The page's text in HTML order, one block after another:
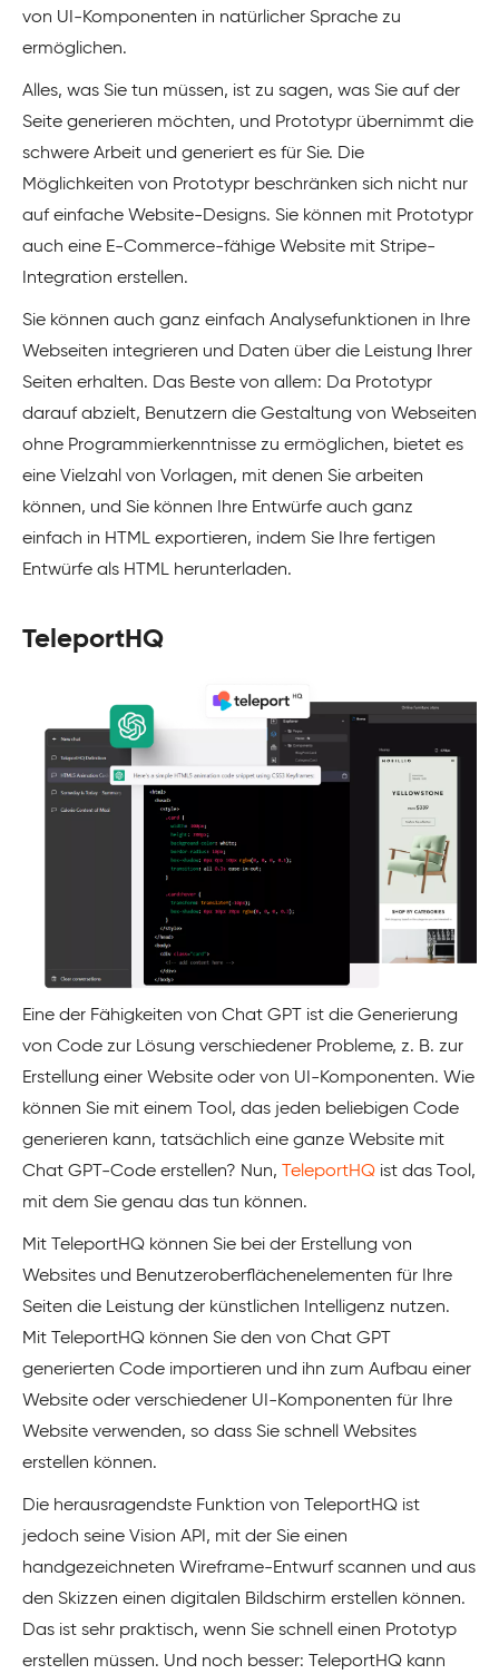
von UI-Komponenten in natürlicher Sprache zu
ermöglichen.
Alles, was Sie tun müssen, ist zu sagen, was Sie auf der
Seite generieren möchten, und Prototypr übernimmt die
schwere Arbeit und generiert es für Sie. Die
Möglichkeiten von Prototypr beschränken sich nicht nur
auf einfache Website-Designs. Sie können mit Prototypr
auch eine E-Commerce-fähige Website mit Stripe-
Integration erstellen.
Sie können auch ganz einfach Analysefunktionen in Ihre
Webseiten integrieren und Daten über die Leistung Ihrer
Seiten erhalten. Das Beste von allem: Da Prototypr
darauf abzielt, Benutzern die Gestaltung von Webseiten
ohne Programmierkenntnisse zu ermöglichen, bietet es
eine Vielzahl von Vorlagen, mit denen Sie arbeiten
können, und Sie können Ihre Entwürfe auch ganz
einfach in HTML exportieren, indem Sie Ihre fertigen
Entwürfe als HTML herunterladen.
TeleportHQ
Eine der Fähigkeiten von Chat GPT ist die Generierung
von Code zur Lösung verschiedener Probleme, z. B. zur
Erstellung einer Website oder von UI-Komponenten. Wie
können Sie mit einem Tool, das jeden beliebigen Code
generieren kann, tatsächlich eine ganze Website mit
Chat GPT-Code erstellen? Nun, TeleportHQ ist das Tool,
mit dem Sie genau das tun können.
Mit TeleportHQ können Sie bei der Erstellung von
Websites und Benutzeroberflächenelementen für Ihre
Seiten die Leistung der künstlichen Intelligenz nutzen.
Mit TeleportHQ können Sie den von Chat GPT
generierten Code importieren und ihn zum Aufbau einer
Website oder verschiedener UI-Komponenten für Ihre
Website verwenden, so dass Sie schnell Websites
erstellen können.
Die herausragendste Funktion von TeleportHQ ist
jedoch seine Vision API, mit der Sie einen
handgezeichneten Wireframe-Entwurf scannen und aus
den Skizzen einen digitalen Bildschirm erstellen können.
Das ist sehr praktisch, wenn Sie schnell einen Prototyp
erstellen müssen. Und noch besser: TeleportHQ kann